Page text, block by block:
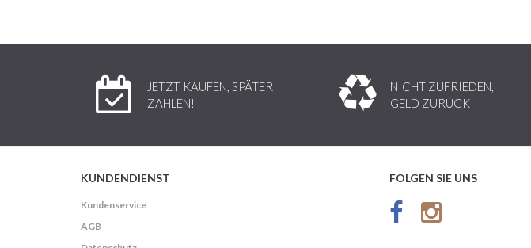
JETZT KAUFEN, SPÄTER
ZAHLEN!
NICHT ZUFRIEDEN,
GELD ZURÜCK
KUNDENDIENST
Kundenservice
AGB
FOLGEN SIE UNS